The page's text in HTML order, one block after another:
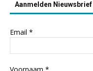
Aanmelden Nieuwsbrief
Email *